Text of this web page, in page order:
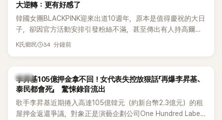
大逆轉：更有好感了
韓國女團BLACKPINK迎來出道10週年，原本是值得慶祝的大日
子，卻因官方活動安排引發粉絲不滿，甚至傳出有人持高爾夫
球桿到YG娛樂大樓鬧事。Jisoo今（8日）也親自發文向BLINK
K氏鄉民 34 分鐘前
韓星
李昇基105億押金拿不回！女代表失控放狠話「再爆李昇基、
泰民都會死」 驚悚錄音流出
歌手李昇基近期捲入高達105億韓元（約新台幣2.3億元）的租
屋押金返還爭議，對象正是演藝企劃公司One Hundred Label